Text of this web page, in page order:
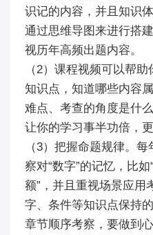
识记的内容，并且知识
通过思维导图来进行搭
视历年高频出题内容。
（2）课程视频可以帮
知识点，知道哪些内容
难点、考查的角度是什
让你的学习事半功倍，
（3）把握命题规律。
察对“数字”的记忆，比
额”，并且重视场景应用
字、条件等知识点保持
章节顺序考察，要做到